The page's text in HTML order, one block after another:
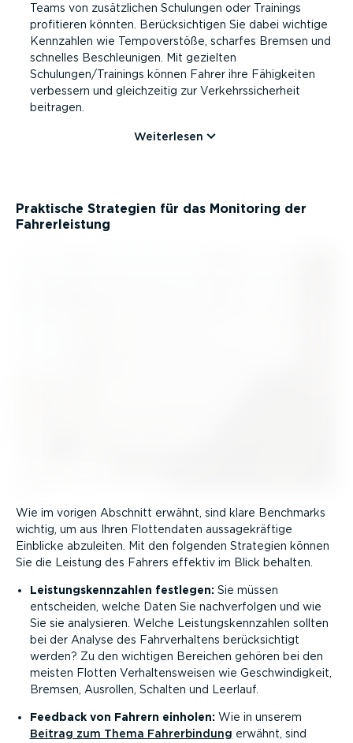
Teams von zusätz­lichen Schulungen oder Trainings
profitieren könnten. Berück­sich­tigen Sie dabei wichtige
Kennzahlen wie Tempo­ver­stöße, scharfes Bremsen und
schnelles Beschleu­nigen. Mit gezielten
Schulungen/Trainings können Fahrer ihre Fähigkeiten
verbessern und gleich­zeitig zur Verkehrs­si­cherheit
beitragen.
Weiterlesen
Praktische Strategien für das Monitoring der
Fahrer­leistung
Wie im vorigen Abschnitt erwähnt, sind klare Benchmarks
wichtig, um aus Ihren Flotten­daten aussa­ge­kräftige
Einblicke abzuleiten. Mit den folgenden Strategien können
Sie die Leistung des Fahrers effektiv im Blick behalten.
Leistungs­kenn­zahlen festlegen:Sie müssen
entscheiden, welche Daten Sie nachver­folgen und wie
Sie sie analysieren. Welche Leistungs­kenn­zahlen sollten
bei der Analyse des Fahrver­haltens berück­sichtigt
werden? Zu den wichtigen Bereichen gehören bei den
meisten Flotten Verhal­tens­weisen wie Geschwin­digkeit,
Bremsen, Ausrollen, Schalten und Leerlauf.
Feedback von Fahrern einholen:Wie in unserem
Beitrag zum Thema Fahrer­bindung erwähnt, sind